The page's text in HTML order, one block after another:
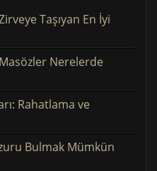
Taşıyan En İyi
Nerelerde
Rahatlama ve
Bulmak Mümkün